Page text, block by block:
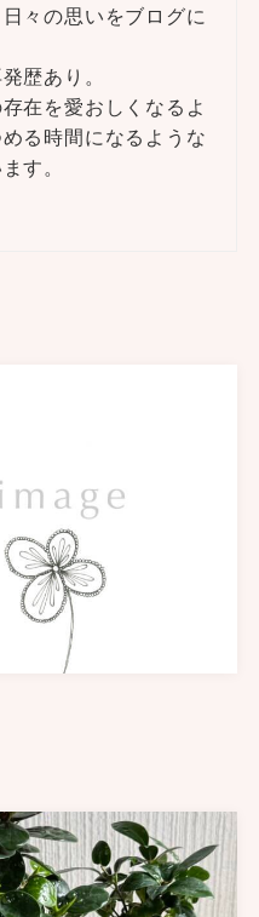
々の思いをブログに
歴あり。
在を愛おしくなるよ
る時間になるような
す。